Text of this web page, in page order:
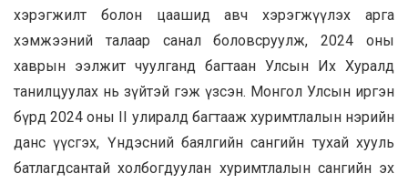
хэрэгжилт болон цаашид авч хэрэгжүүлэх арга
хэмжээний талаар санал боловсруулж, 2024 оны
хаврын ээлжит чуулганд багтаан Улсын Их Хуралд
танилцуулах нь зүйтэй гэж үзсэн. Монгол Улсын иргэн
бүрд 2024 оны II улиралд багтааж хуримтлалын нэрийн
данс үүсгэх, Үндэсний баялгийн сангийн тухай хууль
батлагдсантай холбогдуулан хуримтлалын сангийн эх